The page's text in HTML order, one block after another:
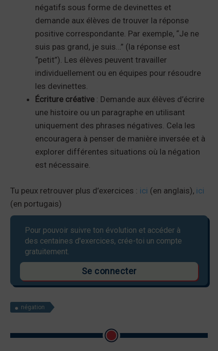
négatifs sous forme de devinettes et
demande aux élèves de trouver la réponse
positive correspondante. Par exemple, “Je ne
suis pas grand, je suis…” (la réponse est
“petit”). Les élèves peuvent travailler
individuellement ou en équipes pour résoudre
les devinettes.
Écriture créative : Demande aux élèves d’écrire
une histoire ou un paragraphe en utilisant
uniquement des phrases négatives. Cela les
encouragera à penser de manière inversée et à
explorer différentes situations où la négation
est nécessaire.
Tu peux retrouver plus d’exercices : ici (en anglais), ici
(en portugais)
Pour pouvoir suivre ton évolution et accéder à
des centaines d'exercices, crée-toi un compte
gratuitement.
Se connecter
négation